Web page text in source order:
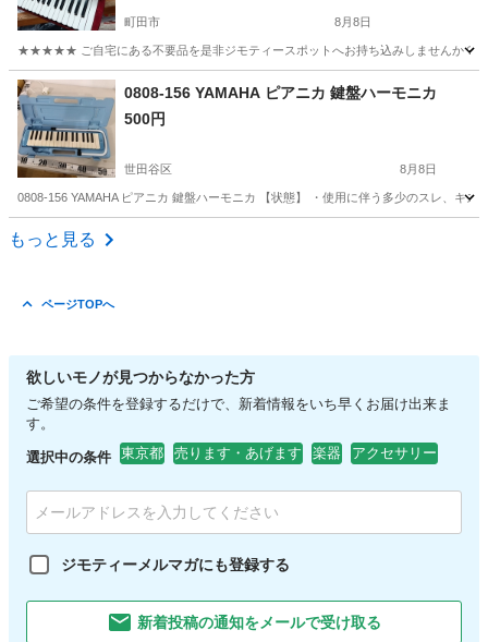
町田市 8月8日
★★★★★ ご自宅にある不要品を是非ジモティースポットへお持ち込みしませんか？
東京 町田市 アコーディオン
0808-156 YAMAHA ピアニカ 鍵盤ハーモニカ
500円
世田谷区 8月8日
0808-156 YAMAHA ピアニカ 鍵盤ハーモニカ 【状態】 ・使用に伴う多少のスレ、キ
東京 世田谷区
もっと見る
ページTOPへ
欲しいモノが見つからなかった方
ご希望の条件を登録するだけで、新着情報をいち早くお届け出来ま
す。
選択中の条件 東京都 売ります・あげます 楽器 アクセサリー
ジモティーメルマガにも登録する
新着投稿の通知をメールで受け取る